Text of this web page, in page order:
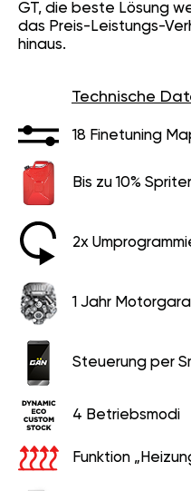
GT, die beste Lösung
das Preis-Leistungs-
hinaus.
Technische
18 Finetuning
Bis zu 10%
2x
1 Jahr
Steuerung per
4 Betriebsmodi
Funktion